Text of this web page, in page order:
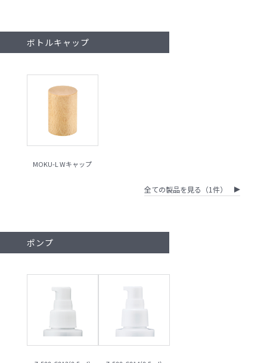
ボトルキャップ
MOKU-L Wキャップ
全ての製品を見る（1件）
ポンプ